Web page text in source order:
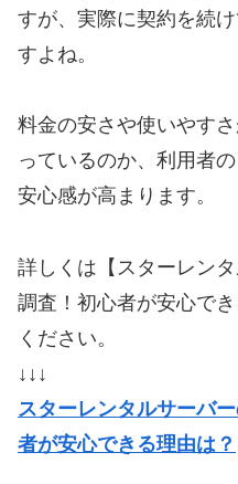
すが、実際に契約を続
すよね。
料金の安さや使いやす
っているのか、利用者
安心感が高まります。
詳しくは【スターレン
調査！初心者が安心で
ください。
↓↓↓
スターレンタルサーバ
者が安心できる理由は？